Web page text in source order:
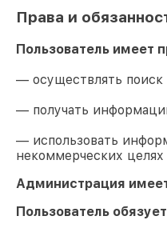
Права и
Пользователь имеет
— осуществлять
— получать
— использовать
некоммерческих целях
Администрация
Пользователь